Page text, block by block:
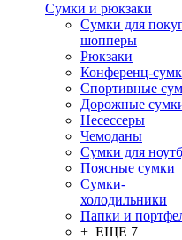
Сумки и рюкзаки
Сумки для
шопперы
Рюкзаки
Конференц-
Спортивные
Дорожные
Несессеры
Чемоданы
Сумки для
Поясные сумки
Сумки-
холодильники
Папки и
+ ЕЩЕ 7